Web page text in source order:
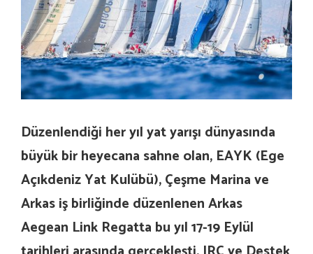
Düzenlendiği her yıl yat yarışı dünyasında
büyük bir heyecana sahne olan, EAYK (Ege
Açıkdeniz Yat Kulübü), Çeşme Marina ve
Arkas iş birliğinde düzenlenen Arkas
Aegean Link Regatta bu yıl 17-19 Eylül